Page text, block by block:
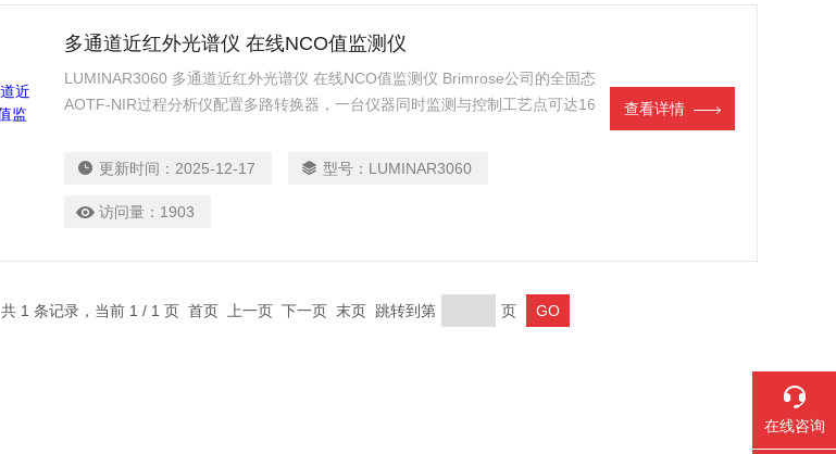
多通道近红外光谱仪 在线NCO值监测仪
LUMINAR3060 多通道近红外光谱仪 在线NCO值监测仪 Brimrose公司的全固态
AOTF-NIR过程分析仪配置多路转换器，一台仪器同时监测与控制工艺点可达16
更新时间： 2025-12-17 型号： LUMINAR3060
访问量： 1903
查看详情
共 1 条记录，当前 1 / 1 页 首页 上一页 下一页 末页 跳转到第 页
在线咨询